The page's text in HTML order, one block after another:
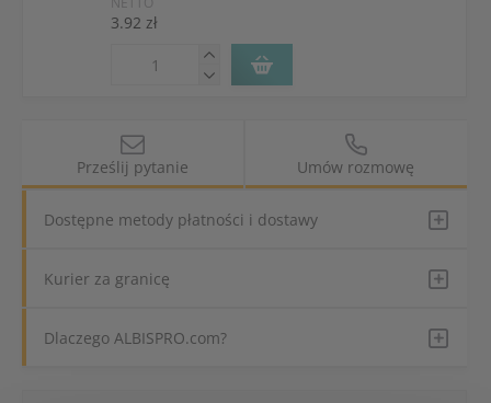
3.92 zł
Prześlij pytanie Umów rozmowę
Dostępne metody płatności i dostawy
Kurier za granicę
Dlaczego ALBISPRO.com?